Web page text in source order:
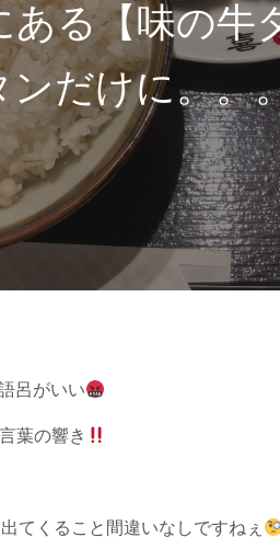
ある【味の牛
ンだけに。。
呂がいい
葉の響き
てくること間違いなしですねぇ